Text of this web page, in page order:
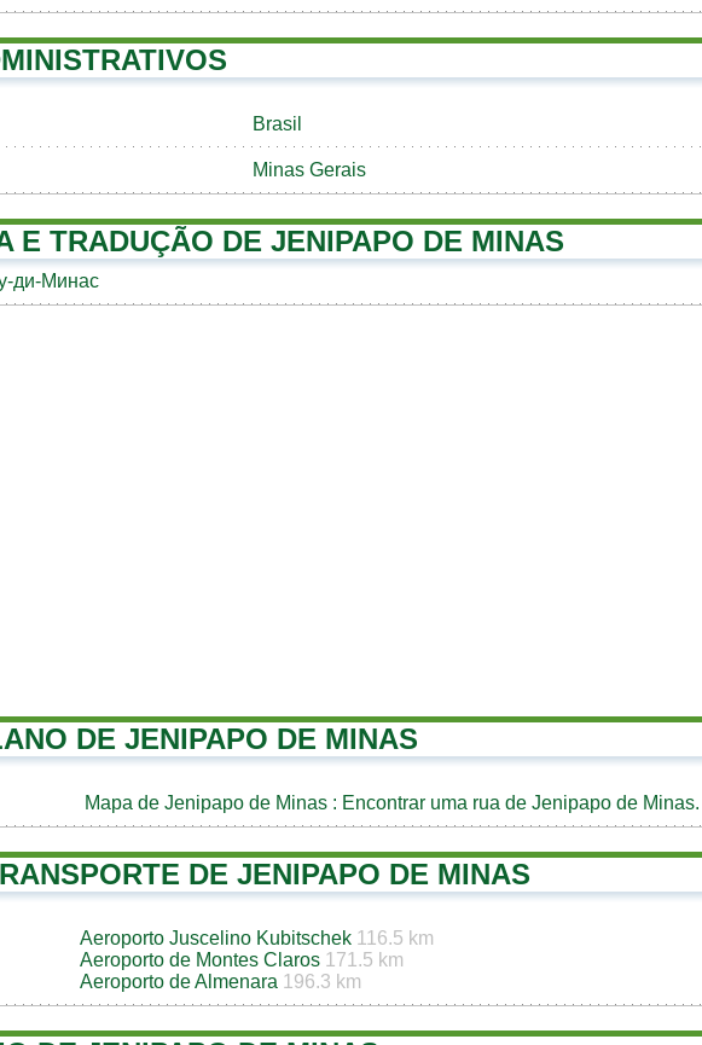
Brasil
Minas Gerais
E TRADUÇÃO DE JENIPAPO DE MINAS
ди-Минас
DE JENIPAPO DE MINAS
Mapa de Jenipapo de Minas : Encontrar uma rua de Jenipapo de Minas.
DE JENIPAPO DE MINAS
Aeroporto Juscelino Kubitschek 116.5 km
Aeroporto de Montes Claros 171.5 km
Aeroporto de Almenara 196.3 km